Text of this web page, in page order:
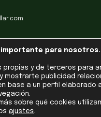
importante para nosotros.
propias y de terceros para
mostrarte publicidad
base a un perfil elaborado
sobre qué cookies
ajustes.